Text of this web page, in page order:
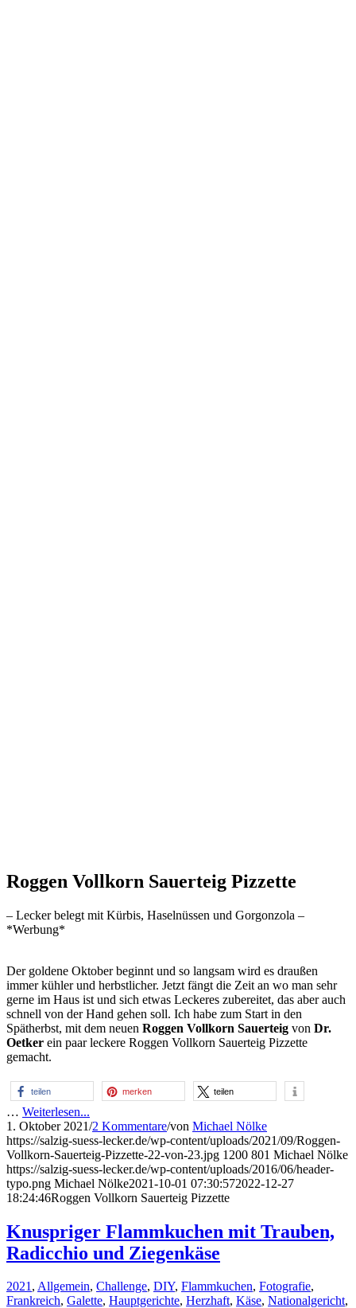
Roggen Vollkorn Sauerteig Pizzette
– Lecker belegt mit Kürbis, Haselnüssen und Gorgonzola –
*Werbung*
Der goldene Oktober beginnt und so langsam wird es draußen
immer kühler und herbstlicher. Jetzt fängt die Zeit an wo man sehr
gerne im Haus ist und sich etwas Leckeres zubereitet, das aber auch
schnell von der Hand gehen soll. Ich habe zum Start in den
Spätherbst, mit dem neuen Roggen Vollkorn Sauerteig von Dr.
Oetker ein paar leckere Roggen Vollkorn Sauerteig Pizzette
gemacht.
teilen merken teilen
… Weiterlesen...
1. Oktober 2021/2 Kommentare/von Michael Nölke
https://salzig-suess-lecker.de/wp-content/uploads/2021/09/Roggen-
Vollkorn-Sauerteig-Pizzette-22-von-23.jpg 1200 801 Michael Nölke
https://salzig-suess-lecker.de/wp-content/uploads/2016/06/header-
typo.png Michael Nölke2021-10-01 07:30:572022-12-27
18:24:46Roggen Vollkorn Sauerteig Pizzette
Knuspriger Flammkuchen mit Trauben,
Radicchio und Ziegenkäse
2021, Allgemein, Challenge, DIY, Flammkuchen, Fotografie,
Frankreich, Galette, Hauptgerichte, Herzhaft, Käse, Nationalgericht,